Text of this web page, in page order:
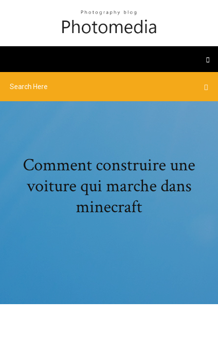
Comment construire une
voiture qui marche dans
minecraft